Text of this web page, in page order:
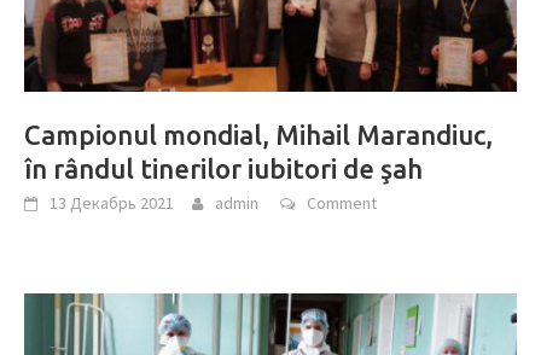
Campionul mondial, Mihail Marandiuc,
în rândul tinerilor iubitori de şah
13 Декабрь 2021 admin Comment